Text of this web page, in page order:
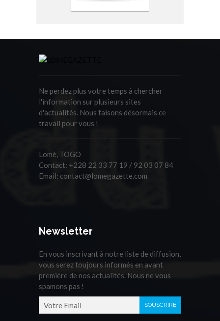
Ne perdez plus votre temps à chercher
l'information sur plusieurs sites
d'actualités. Nous faisons désormais ce
travail pour vous !
Lomé, TOGO
Contact: +228 22 33 77 19 / 92 03 07 84
Email: contact@lomegazette.com
Newsletter
En vous inscrivant à notre liste de diffusion,
vous serez toujours informés en avant
première de nos actualités. Nous ne vous
spamons pas !